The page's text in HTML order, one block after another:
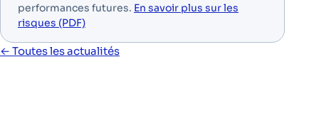
performances futures. En savoir plus sur les
risques (PDF)
← Toutes les actualités